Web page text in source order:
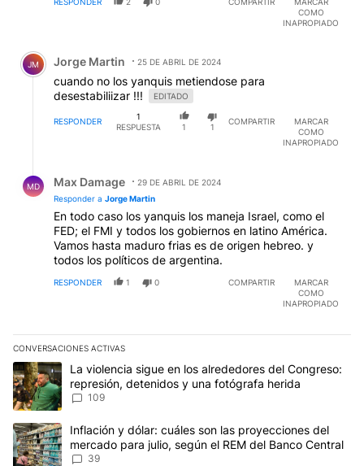
ese elemento esté fuera de la consideración del caso.
COMO
INAPROPIADO
Comentario de Jorge Martin.
JM Jorge Martin 25 DE ABRIL DE 2024
cuando no los yanquis metiendose para
desestabiliizar !!!
EDITADO
RESPONDER
1
RESPUESTA
1 1
COMPARTIR
MARCAR
COMO
INAPROPIADO
MD Max Damage
29 DE ABRIL DE 2024
Responder a Jorge Martin
En todo caso los yanquis los maneja Israel, como el
FED; el FMI y todos los gobiernos en latino América.
Vamos hasta maduro frias es de origen hebreo. y
todos los políticos de argentina.
RESPONDER 1 0 COMPARTIR
MARCAR
COMO
INAPROPIADO
CONVERSACIONES ACTIVAS
Este listado muestra los artículos con más comentarios en los
Un artículo de tendencia con el título "La violencia sigue en los
La violencia sigue en los alrededores del Congreso:
represión, detenidos y una fotógrafa herida
109
Un artículo de tendencia con el título "Inflación y dólar: cuáles
Inflación y dólar: cuáles son las proyecciones del
mercado para julio, según el REM del Banco Central
39